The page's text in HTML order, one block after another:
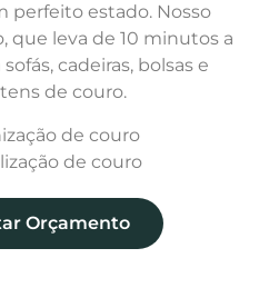
perfeito estado. Nosso
que leva de 10 minutos a
cadeiras, bolsas e
de couro.
de couro
de couro
Orçamento